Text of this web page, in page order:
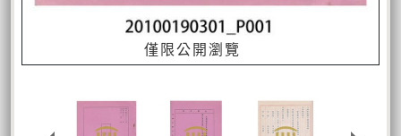
僅限公開瀏覽